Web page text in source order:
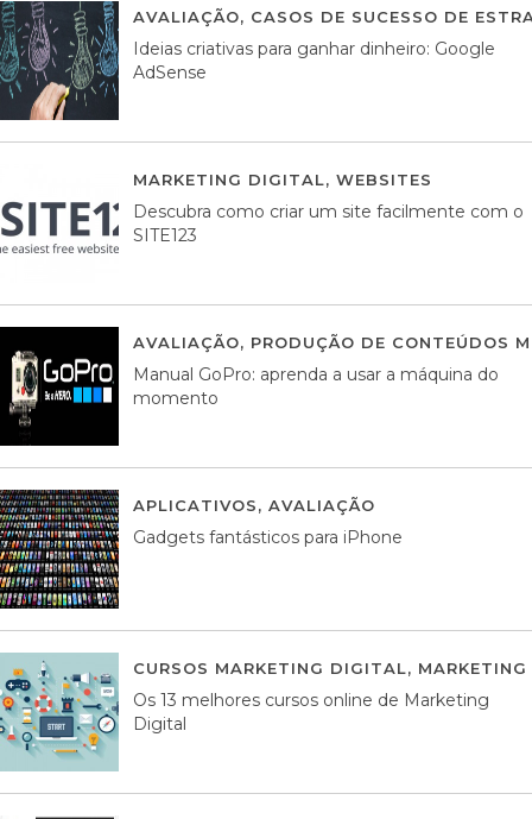
AVALIAÇÃO, CASOS DE SUCESSO DE
Ideias criativas para ganhar dinheiro: Google
AdSense
MARKETING DIGITAL, WEBSITES
Descubra como criar um site facilmente com o
SITE123
AVALIAÇÃO, PRODUÇÃO DE CONTEÚDOS
Manual GoPro: aprenda a usar a máquina do
momento
APLICATIVOS, AVALIAÇÃO
Gadgets fantásticos para iPhone
CURSOS MARKETING DIGITAL,
Os 13 melhores cursos online de Marketing
Digital